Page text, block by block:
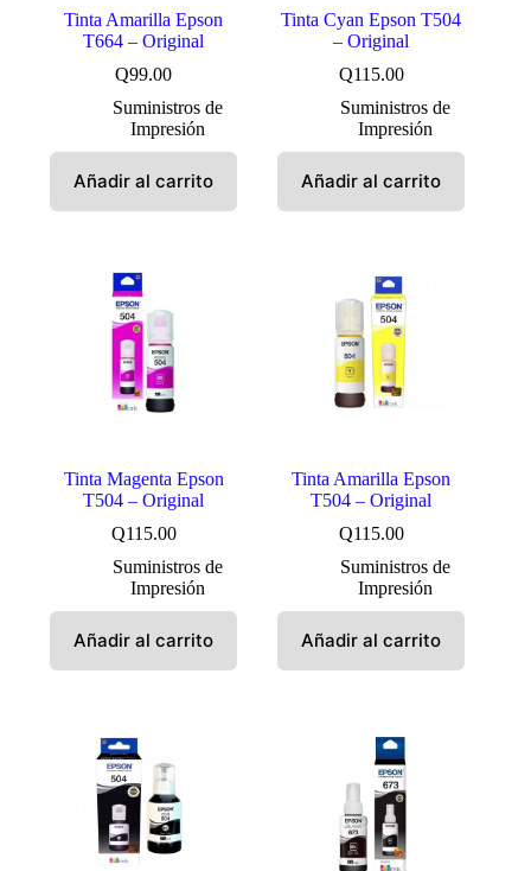
Tinta Amarilla Epson
T664 – Original
Q99.00
Suministros de
Impresión
Añadir al carrito
Tinta Cyan Epson T504
– Original
Q115.00
Suministros de
Impresión
Añadir al carrito
Tinta Magenta Epson
T504 – Original
Q115.00
Suministros de
Impresión
Añadir al carrito
Tinta Amarilla Epson
T504 – Original
Q115.00
Suministros de
Impresión
Añadir al carrito